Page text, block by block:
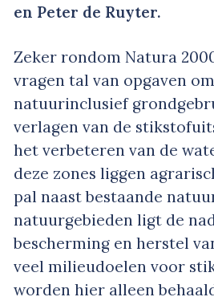
en Peter de Ruyter.
Zeker rondom Natura
vragen tal van opgaven
natuurinclusief
verlagen van de
het verbeteren van de
deze zones liggen
pal naast bestaande
natuurgebieden ligt de
bescherming en herstel
veel milieudoelen voor
worden hier alleen